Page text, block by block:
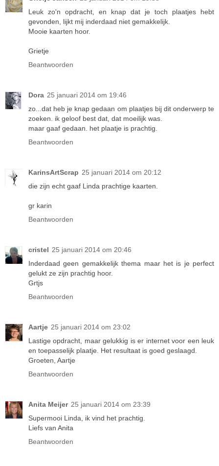
Leuk zo'n opdracht, en knap dat je toch plaatjes hebt
gevonden, lijkt mij inderdaad niet gemakkelijk.
Mooie kaarten hoor.
Grietje
Beantwoorden
Dora 25 januari 2014 om 19:46
zo...dat heb je knap gedaan om plaatjes bij dit onderwerp te
zoeken. ik geloof best dat, dat moeilijk was.
maar gaaf gedaan. het plaatje is prachtig.
Beantwoorden
KarinsArtScrap 25 januari 2014 om 20:12
die zijn echt gaaf Linda prachtige kaarten.
gr karin
Beantwoorden
cristel 25 januari 2014 om 20:46
Inderdaad geen gemakkelijk thema maar het is je perfect
gelukt ze zijn prachtig hoor.
Grtjs
Beantwoorden
Aartje 25 januari 2014 om 23:02
Lastige opdracht, maar gelukkig is er internet voor een leuk
en toepasselijk plaatje. Het resultaat is goed geslaagd.
Groeten, Aartje
Beantwoorden
Anita Meijer 25 januari 2014 om 23:39
Supermooi Linda, ik vind het prachtig.
Liefs van Anita
Beantwoorden